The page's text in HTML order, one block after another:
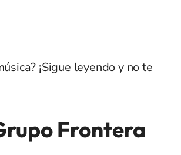
¡Sigue leyendo y no te
Frontera